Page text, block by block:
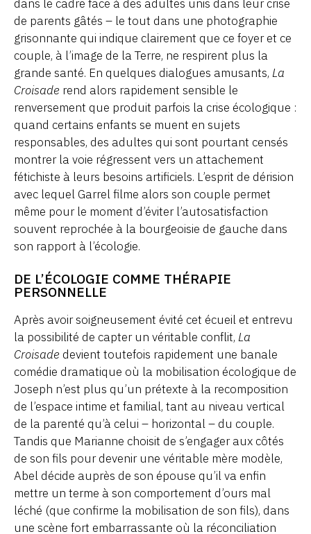
dans le cadre face à des adultes unis dans leur crise
de parents gâtés – le tout dans une photographie
grisonnante qui indique clairement que ce foyer et ce
couple, à l’image de la Terre, ne respirent plus la
grande santé. En quelques dialogues amusants, La
Croisade rend alors rapidement sensible le
renversement que produit parfois la crise écologique :
quand certains enfants se muent en sujets
responsables, des adultes qui sont pourtant censés
montrer la voie régressent vers un attachement
fétichiste à leurs besoins artificiels. L’esprit de dérision
avec lequel Garrel filme alors son couple permet
même pour le moment d’éviter l’autosatisfaction
souvent reprochée à la bourgeoisie de gauche dans
son rapport à l’écologie.
DE L’ÉCOLOGIE COMME THÉRAPIE
PERSONNELLE
Après avoir soigneusement évité cet écueil et entrevu
la possibilité de capter un véritable conflit, La
Croisade devient toutefois rapidement une banale
comédie dramatique où la mobilisation écologique de
Joseph n’est plus qu’un prétexte à la recomposition
de l’espace intime et familial, tant au niveau vertical
de la parenté qu’à celui – horizontal – du couple.
Tandis que Marianne choisit de s’engager aux côtés
de son fils pour devenir une véritable mère modèle,
Abel décide auprès de son épouse qu’il va enfin
mettre un terme à son comportement d’ours mal
léché (que confirme la mobilisation de son fils), dans
une scène fort embarrassante où la réconciliation